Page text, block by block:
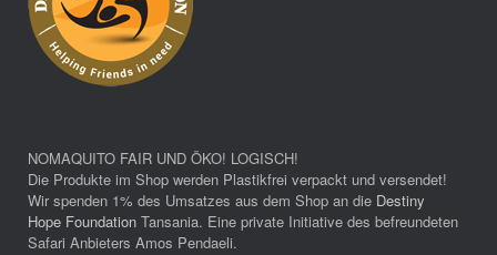
NOMAQUITO FAIR UND ÖKO! LOGISCH!
Die Produkte im Shop werden Plastikfrei verpackt und versendet!
Wir spenden 1% des Umsatzes aus dem Shop an die Destiny
Hope Foundation Tansania. Eine private Initiative des befreundeten
Safari Anbieters Amos Pendaeli.